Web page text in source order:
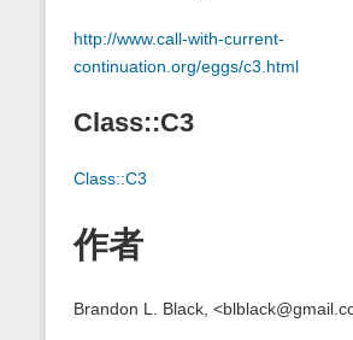
http://www.call-with-current-
continuation.org/eggs/c3.html
Class::C3
Class::C3
作者
Brandon L. Black,